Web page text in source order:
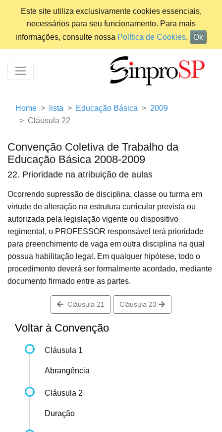
Este site utiliza exclusivamente cookies essenciais,
necessários para seu funcionamento. Para mais
informações, consulte nossa Política de Cookies. Ok
Home lista Educação Básica
2009
Cláusula 22
Convenção Coletiva de Trabalho da
Educação Básica 2008-2009
22. Prioridade na atribuição de aulas
Ocorrendo supressão de disciplina, classe ou turma em
virtude de alteração na estrutura curricular prevista ou
autorizada pela legislação vigente ou dispositivo
regimental, o PROFESSOR responsável terá prioridade
para preenchimento de vaga em outra disciplina na qual
possua habilitação legal. Em qualquer hipótese, todo o
procedimento deverá ser formalmente acordado, mediante
documento firmado entre as partes.
Cláusula 21 Cláusula 23
Voltar à Convenção
Cláusula 1
Abrangência
Cláusula 2
Duração